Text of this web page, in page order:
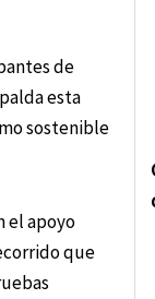
de
esta
sostenible
el apoyo
que